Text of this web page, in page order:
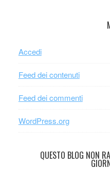
Accedi
Feed dei contenuti
Feed dei commenti
WordPress.org
QUESTO BLOG NON